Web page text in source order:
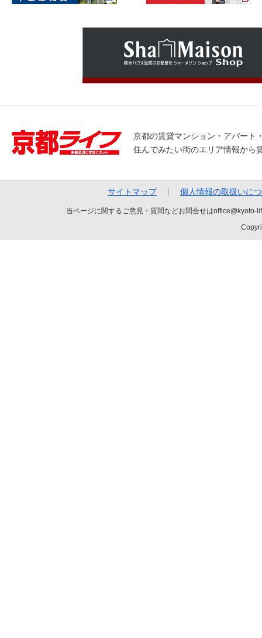
京都の賃貸マンション・アパート
住んでみたい街のエリア情報から
サイトマップ 個人情報の取扱いに
当ページに関するご意見・質問などお問合せは